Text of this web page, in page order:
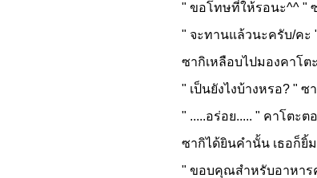
" ขอโทษที่ให้รอนะ^^ " ซา
" จะทานแล้วนะครับ/คะ
ซากิเหลือบไปมองคาโตะ
" เป็นยังไงบ้างหรอ? " ซา
" .....อร่อย..... " คาโตะตอ
ซากิได้ยินคำนั้น เธอก็ยิ้ม
" ขอบคุณสำหรับอาหารครั